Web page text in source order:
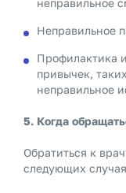
неправильное
Неправильное
Профилактика
привычек,
неправильное
5. Когда
Обратиться к
следующих